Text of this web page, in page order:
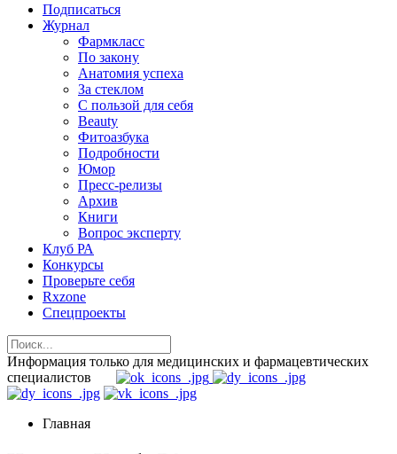
Подписаться
Журнал
Фармкласс
По закону
Анатомия успеха
За стеклом
С пользой для себя
Beauty
Фитоазбука
Подробности
Юмор
Пресс-релизы
Архив
Книги
Вопрос эксперту
Клуб РА
Конкурсы
Проверьте себя
Rxzone
Спецпроекты
Информация только для медицинских и фармацевтических
специалистов
Главная